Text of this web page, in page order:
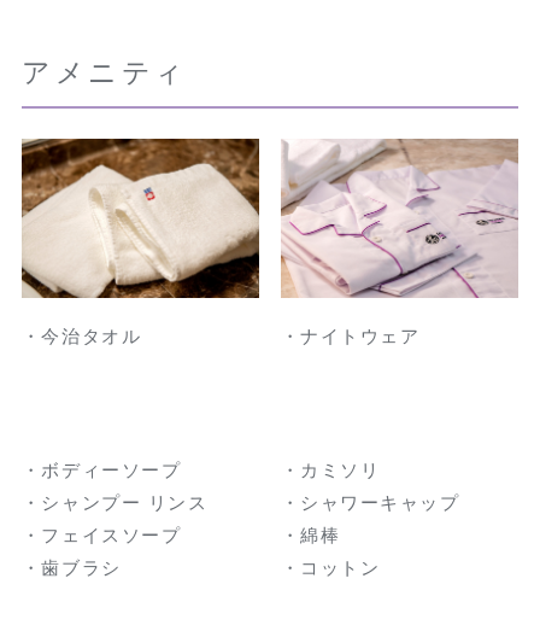
アメニティ
・今治タオル ・ナイトウェア
・ボディーソープ
・シャンプー リンス
・フェイスソープ
・歯ブラシ
・カミソリ
・シャワーキャップ
・綿棒
・コットン